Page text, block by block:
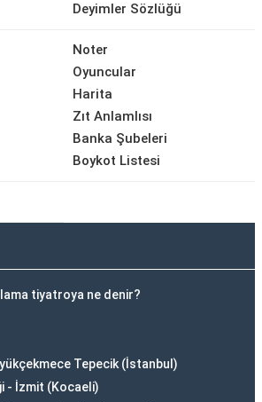
Deyimler Sözlüğü
Noter
Oyuncular
Harita
Zıt Anlamlısı
Banka Şubeleri
Boykot Listesi
tiyatroya ne denir?
Tepecik (İstanbul)
- İzmit (Kocaeli)